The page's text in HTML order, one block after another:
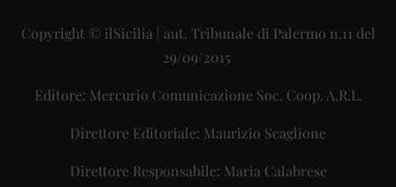
Copyright © ilSicilia | aut. Tribunale di Palermo n.11 del
29/09/2015
Editore: Mercurio Comunicazione Soc. Coop. A.R.L.
Direttore Editoriale: Maurizio Scaglione
Direttore Responsabile: Maria Calabrese